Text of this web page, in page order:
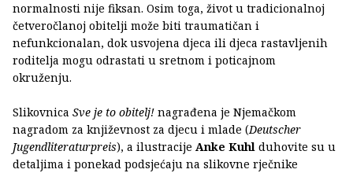
normalnosti nije fiksan. Osim toga, život u tradicionalnoj
četveročlanoj obitelji može biti traumatičan i
nefunkcionalan, dok usvojena djeca ili djeca rastavljenih
roditelja mogu odrastati u sretnom i poticajnom
okruženju.
Slikovnica Sve je to obitelj! nagrađena je Njemačkom
nagradom za književnost za djecu i mlade (Deutscher
Jugendliteraturpreis), a ilustracije Anke Kuhl duhovite su u
detaljima i ponekad podsjećaju na slikovne rječnike